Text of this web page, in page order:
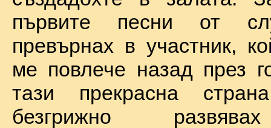
първите песни от
превърнах в участник,
ме повлече назад през
тази прекрасна
безгрижно